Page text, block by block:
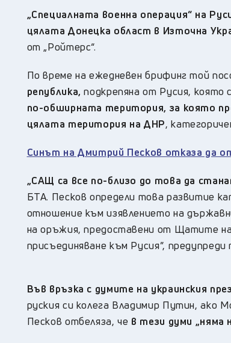
„Специалната военна операция“ на
цялата Донецка област в Източна
от „Ройтерс“.
По време на ежедневен брифинг той
република, подкрепяна от Русия, която
по-обширната територия, за която
цялата територия на ДНР,
Синът на Дмитрий Песков отказа да
„САЩ са все по-близо до това да
БТА. Песков определи това развитие
отношение към изявлението на
на оръжия, предоставени от Щатите
присъединяване към Русия”, предупреди
Във връзка с думите на украинския
руския си колега Владимир Путин, ако
Песков отбеляза, че в тези думи „няма